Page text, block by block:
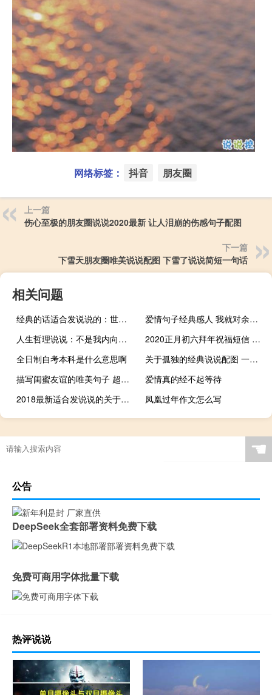
网络标签： 抖音 朋友圈
上一篇
伤心至极的朋友圈说说2020最新 让人泪崩的伤感句子配图
下一篇
下雪天朋友圈唯美说说配图 下雪了说说简短一句话
相关问题
经典的话适合发说说的：世界让我遍体鳞伤，但伤口长出的却是翅膀
爱情句子经典感人 我就对余生充满期待
人生哲理说说：不是我内向，只是有些人不值得我外向
2020正月初六拜年祝福短信 鼠年大年初六祝福语
全日制自考本科是什么意思啊
关于孤独的经典说说配图 一个人孤独的说说心情短语
描写闺蜜友谊的唯美句子 超暖心的友情句子简短好听
爱情真的经不起等待
2018最新适合发说说的关于爱情的小情绪或伤感或欣喜的句子
凤凰过年作文怎么写
☚
公告
DeepSeek全套部署资料免费下载
免费可商用字体批量下载
热评说说